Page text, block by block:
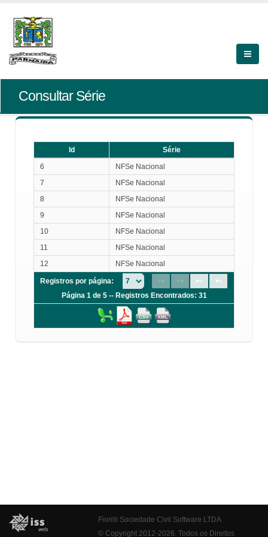
Consultar Série
Id
Série
Série
6
NFSe Nacional
7
NFSe Nacional
8
NFSe Nacional
9
NFSe Nacional
10
NFSe Nacional
11
NFSe Nacional
12
NFSe Nacional
Registros por página:
Página 1 de 5 -- Registros Encontrados: 31
Fiorilli Sociedade Civil Software LTDA
© Copyright 2012-2026. Todos os Direitos